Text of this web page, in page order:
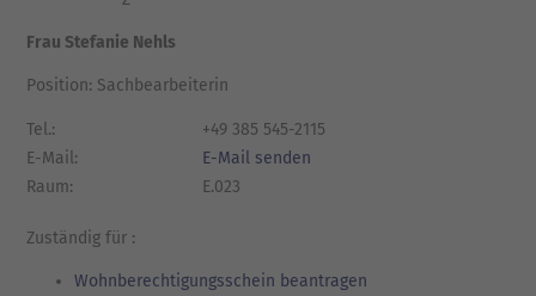
Frau Stefanie Nehls
Position: Sachbearbeiterin
Tel.:
+49 385 545-2115
E-Mail:
E-Mail senden
Raum:
E.023
Zuständig für :
Wohnberechtigungsschein beantragen